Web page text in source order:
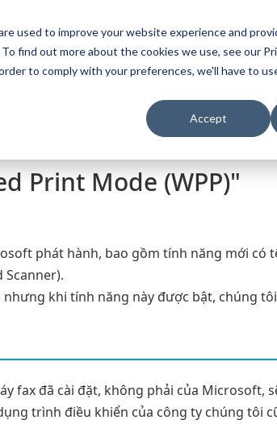
used to improve your website experience and
find out more about the cookies we use, see our
to comply with your preferences, we'll have to
Accept
Hỗ trợ & cài đặt Về chúng tôi Mua ở
Về "Windows Protected Print Mode (WPP)"
Print Mode (WPP)"
phát hành, bao gồm tính năng mới
Scanner).
khi tính năng này được bật, chúng
fax đã cài đặt, không phải của Microsoft,
trình điều khiển của công ty chúng tôi